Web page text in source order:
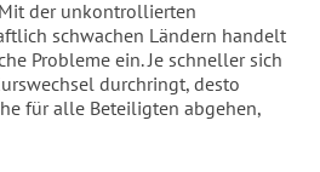
der unkontrollierten
schwachen Ländern handelt
Probleme ein. Je schneller sich
durchringt, desto
für alle Beteiligten abgehen,